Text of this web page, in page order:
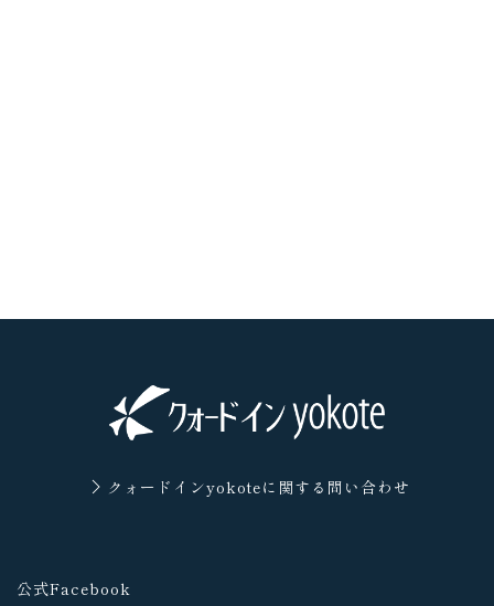
クォードインyokoteに 関する問い合わせ
公式Facebook